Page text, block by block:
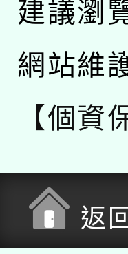
建議瀏
網站維
【個資
返